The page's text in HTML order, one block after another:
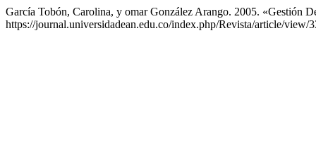
García Tobón, Carolina, y omar González Arango. 2005. «Gestión
https://journal.universidadean.edu.co/index.php/Revista/article/view/